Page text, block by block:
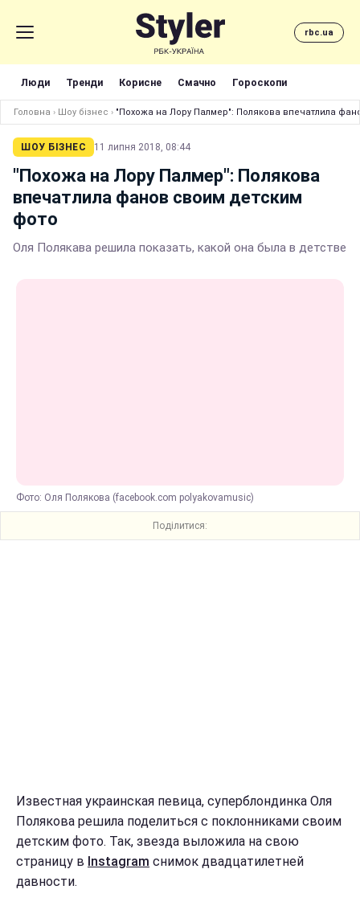
rbc.ua
Люди Тренди Корисне Смачно Гороскопи
Головна › Шоу бізнес › "Похожа на Лору Палмер": Полякова впечатлила
ШОУ БІЗНЕС 11 липня 2018, 08:44
"Похожа на Лору Палмер": Полякова
впечатлила фанов своим детским
фото
Оля Полякава решила показать, какой она была в детстве
Фото: Оля Полякова (facebook.com polyakovamusic)
Поділитися:
Известная украинская певица, суперблондинка Оля
Полякова решила поделиться с поклонниками своим
детским фото. Так, звезда выложила на свою
страницу в Іnstagram снимок двадцатилетней
давности.